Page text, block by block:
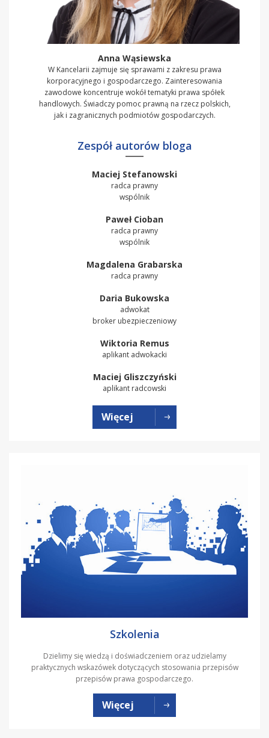
Anna Wąsiewska
W Kancelarii zajmuje się sprawami z zakresu prawa
korporacyjnego i gospodarczego. Zainteresowania
zawodowe koncentruje wokół tematyki prawa spółek
handlowych. Świadczy pomoc prawną na rzecz polskich,
jak i zagranicznych podmiotów gospodarczych.
Zespół autorów bloga
Maciej Stefanowski
radca prawny
wspólnik
Paweł Cioban
radca prawny
wspólnik
Magdalena Grabarska
radca prawny
Daria Bukowska
adwokat
broker ubezpieczeniowy
Wiktoria Remus
aplikant adwokacki
Maciej Gliszczyński
aplikant radcowski
Więcej
Szkolenia
Dzielimy się wiedzą i doświadczeniem oraz udzielamy
praktycznych wskazówek dotyczących stosowania przepisów
przepisów prawa gospodarczego.
Więcej